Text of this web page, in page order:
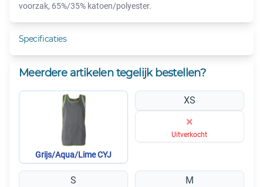
voorzak, 65%/35% katoen/polyester.
Specificaties
Meerdere artikelen tegelijk bestellen?
Grijs/Aqua/Lime CYJ
XS
×
Uitverkocht
S M